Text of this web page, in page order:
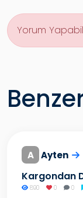
Yorum
A Ayten
Kargondan
890 0 0